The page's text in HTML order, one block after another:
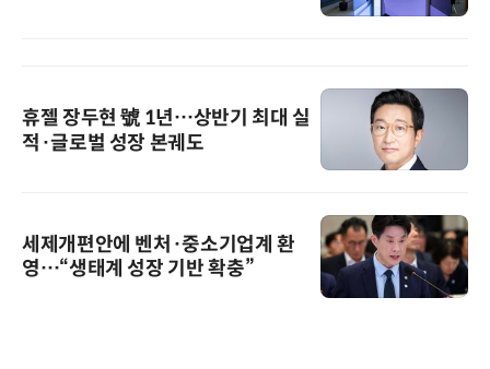
휴젤 장두현 號 1년…상반기 최대 실
적·글로벌 성장 본궤도
세제개편안에 벤처·중소기업계 환
영…“생태계 성장 기반 확충”